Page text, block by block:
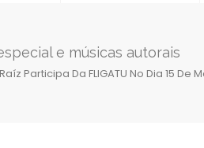
e músicas autorais
Participa Da FLIGATU No Dia 15